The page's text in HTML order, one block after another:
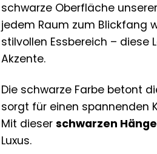
schwarze Oberfläche
jedem Raum zum Blickfang
stilvollen Essbereich –
Akzente.
Die schwarze Farbe betont
sorgt für einen spannenden
Mit dieserschwarzen
Luxus.